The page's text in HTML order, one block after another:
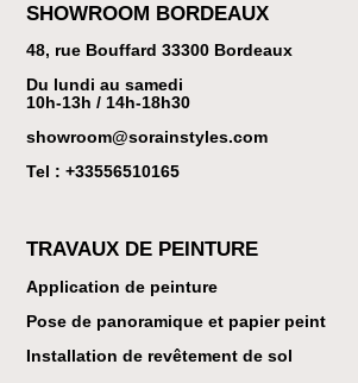
SHOWROOM BORDEAUX
48, rue Bouffard 33300 Bordeaux
Du lundi au samedi
10h-13h / 14h-18h30
showroom@sorainstyles.com
Tel : +33556510165
TRAVAUX DE PEINTURE
Application de peinture
Pose de panoramique et papier peint
Installation de revêtement de sol